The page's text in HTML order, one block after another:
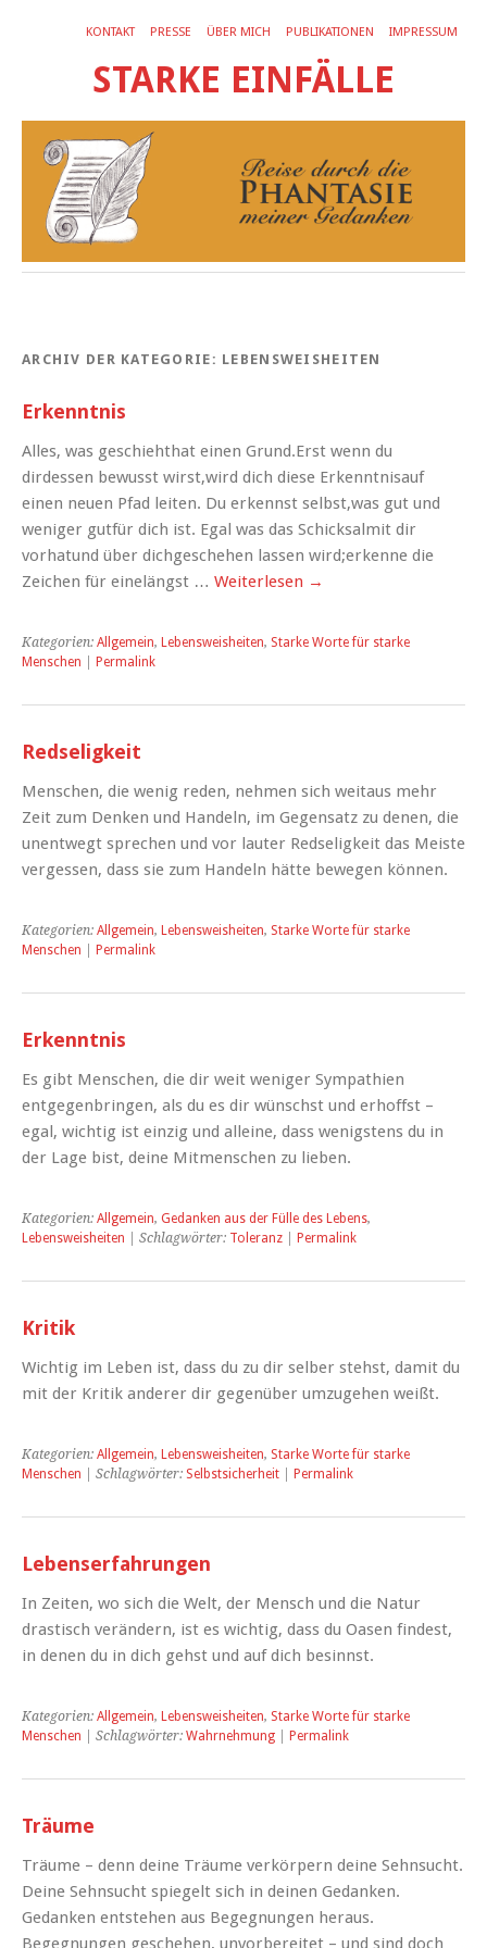
KONTAKT PRESSE ÜBER MICH PUBLIKATIONEN IMPRESSUM
STARKE EINFÄLLE
ARCHIV DER KATEGORIE: LEBENSWEISHEITEN
Erkenntnis
Alles, was geschiehthat einen Grund.Erst wenn du
dirdessen bewusst wirst,wird dich diese Erkenntnisauf
einen neuen Pfad leiten. Du erkennst selbst,was gut und
weniger gutfür dich ist. Egal was das Schicksalmit dir
vorhatund über dichgeschehen lassen wird;erkenne die
Zeichen für einelängst … Weiterlesen →
Kategorien: Allgemein, Lebensweisheiten, Starke Worte für starke
Menschen
Permalink
Redseligkeit
Menschen, die wenig reden, nehmen sich weitaus mehr
Zeit zum Denken und Handeln, im Gegensatz zu denen, die
unentwegt sprechen und vor lauter Redseligkeit das Meiste
vergessen, dass sie zum Handeln hätte bewegen können.
Kategorien: Allgemein, Lebensweisheiten, Starke Worte für starke
Menschen
Permalink
Erkenntnis
Es gibt Menschen, die dir weit weniger Sympathien
entgegenbringen, als du es dir wünschst und erhoffst –
egal, wichtig ist einzig und alleine, dass wenigstens du in
der Lage bist, deine Mitmenschen zu lieben.
Kategorien: Allgemein, Gedanken aus der Fülle des Lebens,
Lebensweisheiten | Schlagwörter: Toleranz Permalink
Kritik
Wichtig im Leben ist, dass du zu dir selber stehst, damit du
mit der Kritik anderer dir gegenüber umzugehen weißt.
Kategorien: Allgemein, Lebensweisheiten, Starke Worte für starke
Menschen | Schlagwörter: Selbstsicherheit Permalink
Lebenserfahrungen
In Zeiten, wo sich die Welt, der Mensch und die Natur
drastisch verändern, ist es wichtig, dass du Oasen findest,
in denen du in dich gehst und auf dich besinnst.
Kategorien: Allgemein, Lebensweisheiten, Starke Worte für starke
Menschen | Schlagwörter: Wahrnehmung Permalink
Träume
Träume – denn deine Träume verkörpern deine Sehnsucht.
Deine Sehnsucht spiegelt sich in deinen Gedanken.
Gedanken entstehen aus Begegnungen heraus.
Begegnungen geschehen, unvorbereitet – und sind doch